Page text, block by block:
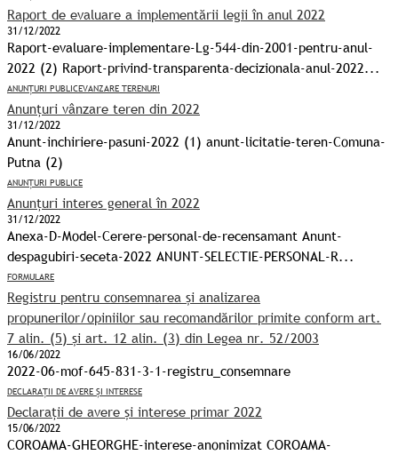
Raport de evaluare a implementării legii în anul 2022
31/12/2022
Raport-evaluare-implementare-Lg-544-din-2001-pentru-anul-
2022 (2) Raport-privind-transparenta-decizionala-anul-2022...
ANUNȚURI PUBLICEVANZARE TERENURI
Anunțuri vânzare teren din 2022
31/12/2022
Anunt-inchiriere-pasuni-2022 (1) anunt-licitatie-teren-Comuna-
Putna (2)
ANUNȚURI PUBLICE
Anunțuri interes general în 2022
31/12/2022
Anexa-D-Model-Cerere-personal-de-recensamant Anunt-
despagubiri-seceta-2022 ANUNT-SELECTIE-PERSONAL-R...
FORMULARE
Registru pentru consemnarea și analizarea
propunerilor/opiniilor sau recomandărilor primite conform art.
7 alin. (5) și art. 12 alin. (3) din Legea nr. 52/2003
16/06/2022
2022-06-mof-645-831-3-1-registru_consemnare
DECLARAȚII DE AVERE ȘI INTERESE
Declarații de avere și interese primar 2022
15/06/2022
COROAMA-GHEORGHE-interese-anonimizat COROAMA-